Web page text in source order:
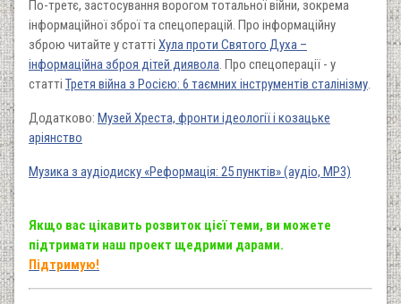
По-третє, застосування ворогом тотальної війни, зокрема
інформаційної зброї та спецоперацій. Про інформаційну
зброю читайте у статті Хула проти Святого Духа –
інформаційна зброя дітей диявола. Про спецоперації - у
статті Третя війна з Росією: 6 таємних інструментів сталінізму.
Додатково: Музей Хреста, фронти ідеології і козацьке
аріянство
Музика з аудіодиску «Реформація: 25 пунктів» (аудіо, MP3)
Якщо вас цікавить розвиток цієї теми, ви можете
підтримати наш проект щедрими дарами.
Підтримую!